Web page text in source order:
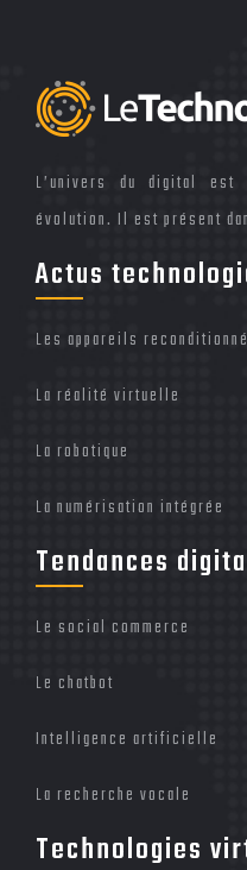
L’univers du digital est
évolution. Il est présent
Actus
Les appareils
La réalité virtuelle
La robotique
La numérisation intégrée
Tendances
Le social commerce
Le chatbot
Intelligence artificielle
La recherche vocale
Technologies